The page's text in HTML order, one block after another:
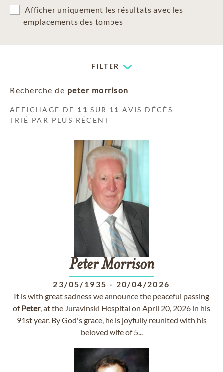
Afficher uniquement les résultats avec les
emplacements des tombes
FILTER
Recherche de peter morrison
AFFICHAGE DE 11 SUR 11 AVIS DÉCÈS
TRIÉ PAR PLUS RÉCENT
Peter Morrison
23/05/1935 - 20/04/2026
It is with great sadness we announce the peaceful passing
ofPeter, at the Juravinski Hospital on April 20, 2026 in his
91st year. By God's grace, he is joyfully reunited with his
beloved wife of 5...